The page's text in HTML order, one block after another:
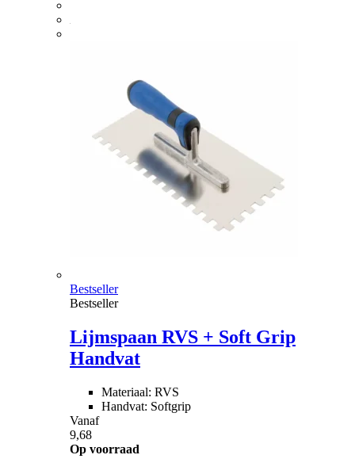
Bestseller
Bestseller
Lijmspaan RVS + Soft Grip
Handvat
Materiaal: RVS
Handvat: Softgrip
Vanaf
9,68
Op voorraad